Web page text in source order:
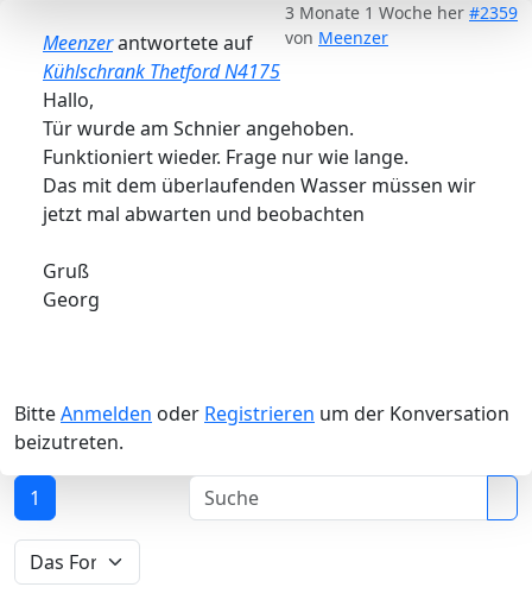
3 Monate 1 Woche her #2359
von Meenzer
Meenzerantwortete auf
Kühlschrank Thetford N4175
Hallo,
Tür wurde am Schnier angehoben.
Funktioniert wieder. Frage nur wie lange.
Das mit dem überlaufenden Wasser müssen wir
jetzt mal abwarten und beobachten
Gruß
Georg
BitteAnmelden oder Registrieren um der Konversation
beizutreten.
1